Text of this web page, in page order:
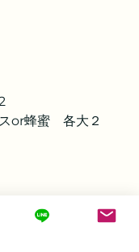
or蜂蜜　各大２